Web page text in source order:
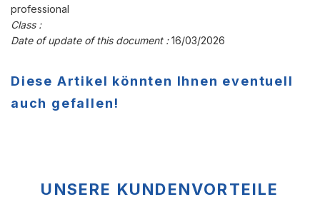
professional
Class :
Date of update of this document :16/03/2026
Diese Artikel könnten Ihnen eventuell
auch gefallen!
UNSERE KUNDENVORTEILE